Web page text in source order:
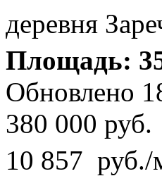
деревня
Площадь:
Обновлено
380 000 руб.
10 857 руб./